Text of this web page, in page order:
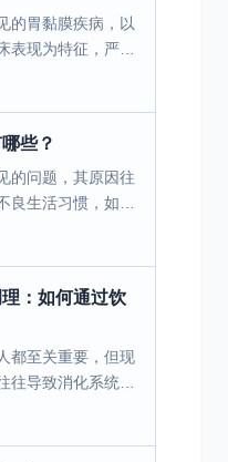
的胃黏膜疾病，以
表现为特征，严重
性萎缩性胃炎的
些？
的问题，其原因往
良生活习惯，如不
能导致胃肠功能失
：如何通过饮
都至关重要，但现
往导致消化系统疾
饮食调理，可以有